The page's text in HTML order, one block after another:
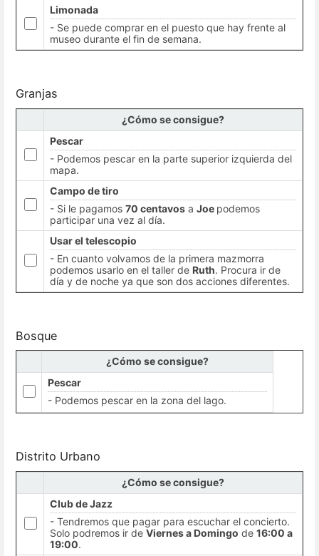
Limonada
- Se puede comprar en el puesto que hay frente al
museo durante el fin de semana.
Granjas
¿Cómo se consigue?
Pescar
- Podemos pescar en la parte superior izquierda del
mapa.
Campo de tiro
- Si le pagamos 70 centavos a Joe podemos
participar una vez al día.
Usar el telescopio
- En cuanto volvamos de la primera mazmorra
podemos usarlo en el taller de Ruth. Procura ir de
día y de noche ya que son dos acciones diferentes.
Bosque
¿Cómo se consigue?
Pescar
- Podemos pescar en la zona del lago.
Distrito Urbano
¿Cómo se consigue?
Club de Jazz
- Tendremos que pagar para escuchar el concierto.
Solo podremos ir de Viernes a Domingo de 16:00 a
19:00.